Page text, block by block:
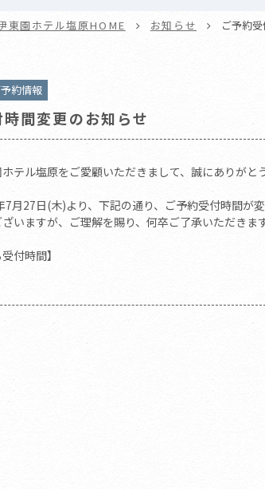
東園ホテル塩原HOME お知らせ ご予約
約情報
間変更のお知らせ
テル塩原をご愛顧いただきまして、誠にありがと
7月27日(木)より、下記の通り、ご予約受付時間が変
いますが、ご理解を賜り、何卒ご了承いただきま
付時間】